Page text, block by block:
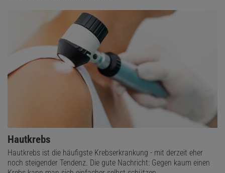
Hautkrebs
Hautkrebs ist die häufigste Krebserkrankung - mit derzeit eher
noch steigender Tendenz. Die gute Nachricht: Gegen kaum einen